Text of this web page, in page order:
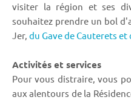
visiter la région et ses
souhaitez prendre un bol
Jer, du Gave de Cauterets et
Activités et services
Pour vous distraire, vous
aux alentours de la